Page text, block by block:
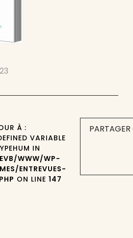
À :
VARIABLE
IN
WWW/WP-
ENTREVUES-
ON LINE 147